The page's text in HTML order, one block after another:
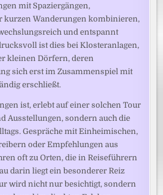
mit Spaziergängen,
kurzen Wanderungen kombinieren,
und entspannt
ist dies bei Klosteranlagen,
kleinen Dörfern, deren
sich erst im Zusammenspiel mit
erschließt.
ist, erlebt auf einer solchen Tour
Ausstellungen, sondern auch die
Gespräche mit Einheimischen,
oder Empfehlungen aus
oft zu Orten, die in Reiseführern
darin liegt ein besonderer Reiz
wird nicht nur besichtigt, sondern